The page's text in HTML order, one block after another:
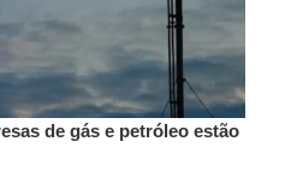
de gás e petróleo estão